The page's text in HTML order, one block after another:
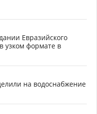
Евразийского
узком формате в
на водоснабжение